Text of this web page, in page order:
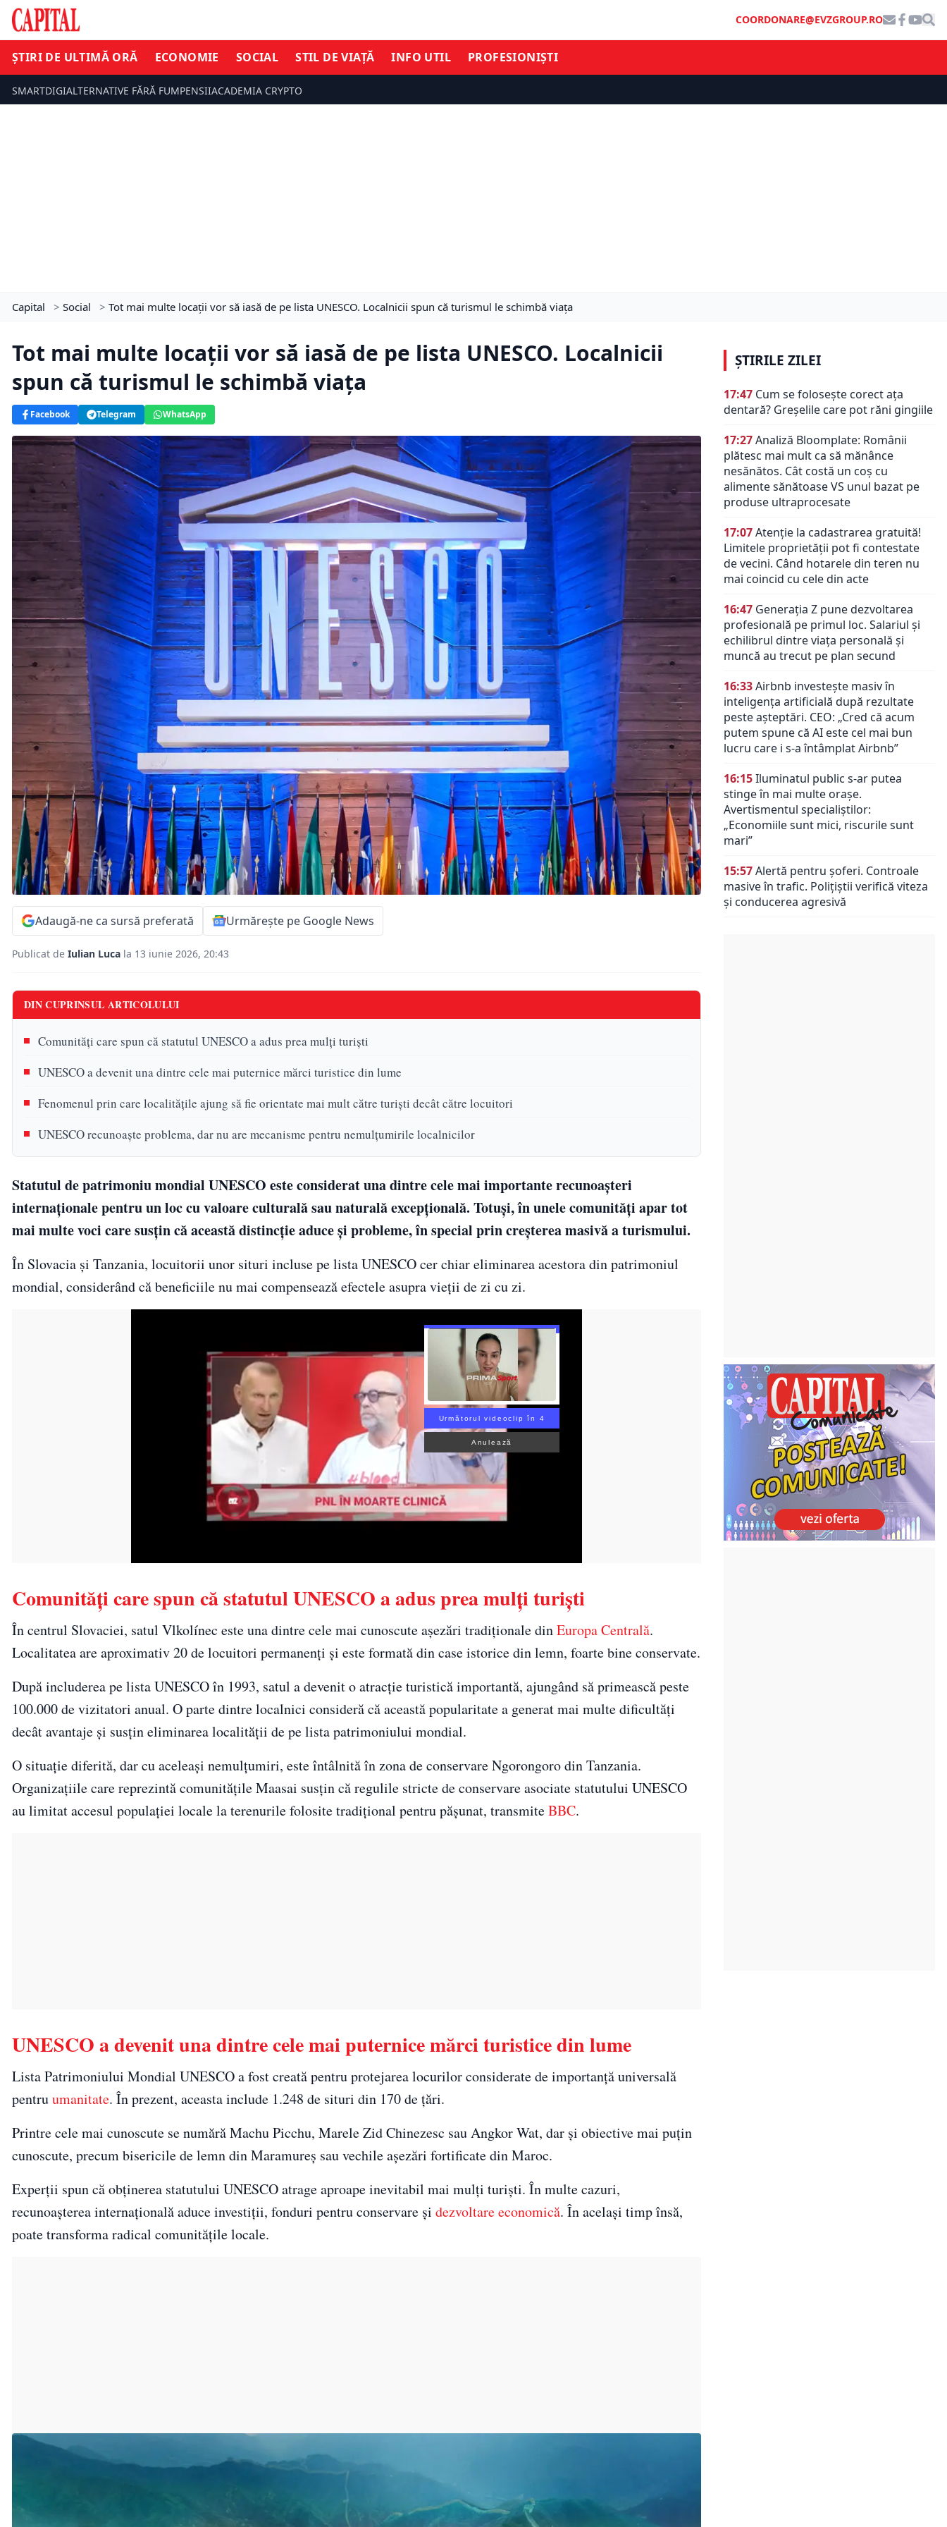
COORDONARE@EVZGROUP.RO
ȘTIRI DE ULTIMĂ ORĂ ECONOMIE SOCIAL STIL DE VIAȚĂ INFO UTIL PROFESIONIȘTI
SMARTDIGIALTERNATIVE FĂRĂ FUMPENSIIACADEMIA CRYPTO
Capital > Social > Tot mai multe locații vor să iasă de pe lista UNESCO. Localnicii spun că turismul le schimbă viața
Tot mai multe locații vor să iasă de pe lista UNESCO. Localnicii
spun că turismul le schimbă viața
Facebook Telegram WhatsApp
Adaugă-ne ca sursă preferată Urmărește pe Google News
Publicat de Iulian Luca la 13 iunie 2026, 20:43
DIN CUPRINSUL ARTICOLULUI
Comunități care spun că statutul UNESCO a adus prea mulți turiști
UNESCO a devenit una dintre cele mai puternice mărci turistice din lume
Fenomenul prin care localitățile ajung să fie orientate mai mult către turiști decât către locuitori
UNESCO recunoaște problema, dar nu are mecanisme pentru nemulțumirile localnicilor
Statutul de patrimoniu mondial UNESCO este considerat una dintre cele mai importante recunoașteri
internaționale pentru un loc cu valoare culturală sau naturală excepțională. Totuși, în unele comunități apar tot
mai multe voci care susțin că această distincție aduce și probleme, în special prin creșterea masivă a turismului.
În Slovacia și Tanzania, locuitorii unor situri incluse pe lista UNESCO cer chiar eliminarea acestora din patrimoniul
mondial, considerând că beneficiile nu mai compensează efectele asupra vieții de zi cu zi.
Următorul videoclip în 3
Anulează
Comunități care spun că statutul UNESCO a adus prea mulți turiști
În centrul Slovaciei, satul Vlkolínec este una dintre cele mai cunoscute așezări tradiționale dinEuropa Centrală.
Localitatea are aproximativ 20 de locuitori permanenți și este formată din case istorice din lemn, foarte bine conservate.
După includerea pe lista UNESCO în 1993, satul a devenit o atracție turistică importantă, ajungând să primească peste
100.000 de vizitatori anual. O parte dintre localnici consideră că această popularitate a generat mai multe dificultăți
decât avantaje și susțin eliminarea localității de pe lista patrimoniului mondial.
O situație diferită, dar cu aceleași nemulțumiri, este întâlnită în zona de conservare Ngorongoro din Tanzania.
Organizațiile care reprezintă comunitățile Maasai susțin că regulile stricte de conservare asociate statutului UNESCO
au limitat accesul populației locale la terenurile folosite tradițional pentru pășunat, transmiteBBC.
UNESCO a devenit una dintre cele mai puternice mărci turistice din lume
Lista Patrimoniului Mondial UNESCO a fost creată pentru protejarea locurilor considerate de importanță universală
pentruumanitate. În prezent, aceasta include 1.248 de situri din 170 de țări.
Printre cele mai cunoscute se numără Machu Picchu, Marele Zid Chinezesc sau Angkor Wat, dar și obiective mai puțin
cunoscute, precum bisericile de lemn din Maramureș sau vechile așezări fortificate din Maroc.
Experții spun că obținerea statutului UNESCO atrage aproape inevitabil mai mulți turiști. În multe cazuri,
recunoașterea internațională aduce investiții, fonduri pentru conservare și dezvoltare economică. În același timp însă,
poate transforma radical comunitățile locale.
ȘTIRILE ZILEI
17:47 Cum se folosește corect ața
dentară? Greșelile care pot răni gingiile
17:27Analiză Bloomplate: Românii
plătesc mai mult ca să mănânce
nesănătos. Cât costă un coș cu
alimente sănătoase VS unul bazat pe
produse ultraprocesate
17:07Atenție la cadastrarea gratuită!
Limitele proprietății pot fi contestate
de vecini. Când hotarele din teren nu
mai coincid cu cele din acte
16:47 Generația Z pune dezvoltarea
profesională pe primul loc. Salariul și
echilibrul dintre viața personală și
muncă au trecut pe plan secund
16:33Airbnb investește masiv în
inteligența artificială după rezultate
peste așteptări. CEO: „Cred că acum
putem spune că AI este cel mai bun
lucru care i s-a întâmplat Airbnb”
16:15Iluminatul public s-ar putea
stinge în mai multe orașe.
Avertismentul specialiștilor:
„Economiile sunt mici, riscurile sunt
mari”
15:57Alertă pentru șoferi. Controale
masive în trafic. Polițiștii verifică viteza
și conducerea agresivă